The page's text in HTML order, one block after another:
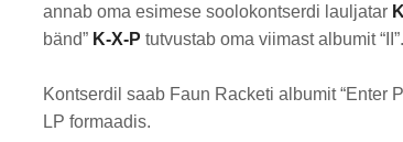
annab oma esimese soolokontserdi lauljatar
bänd” K-X-P tutvustab oma viimast albumit
Kontserdil saab Faun Racketi albumit “Enter
LP formaadis.